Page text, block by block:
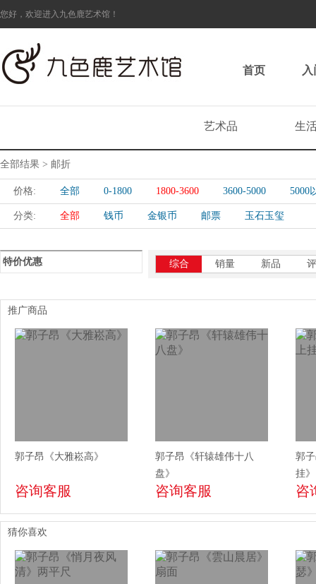
您好，欢迎进入九色鹿艺术馆！
首页
艺术品 生
全部结果 > 邮折
价格: 全部 0-1800 1800-3600 3600-5000 5000
分类: 全部 钱币 金银币 邮票 玉石玉玺
特价优惠 综合 销量 新品
推广商品
郭子昂《大雅崧高》
咨询客服
郭子昂《轩辕雄伟十八
盘》
咨询客服
郭
挂》
咨
猜你喜欢